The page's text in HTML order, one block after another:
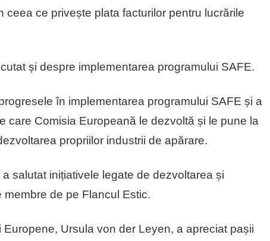
ceea ce privește plata facturilor pentru lucrările
și despre implementarea programului SAFE.
în implementarea programului SAFE și a
care Comisia Europeană le dezvoltă și le pune la
propriilor industrii de apărare.
salutat inițiativele legate de dezvoltarea și
de pe Flancul Estic.
Ursula von der Leyen, a apreciat pașii